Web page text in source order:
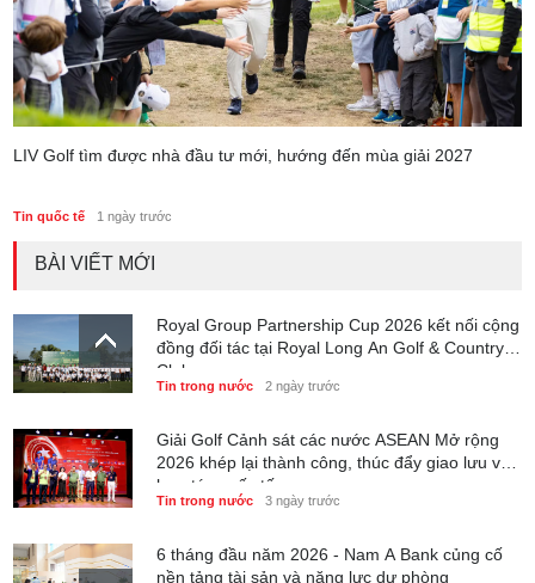
LIV Golf tìm được nhà đầu tư mới, hướng đến mùa giải 2027
Tin quốc tế 1 ngày trước
BÀI VIẾT MỚI
Royal Group Partnership Cup 2026 kết nối cộng
đồng đối tác tại Royal Long An Golf & Country
Club
Tin trong nước 2 ngày trước
Giải Golf Cảnh sát các nước ASEAN Mở rộng
2026 khép lại thành công, thúc đẩy giao lưu và
hợp tác quốc tế
Tin trong nước 3 ngày trước
6 tháng đầu năm 2026 - Nam A Bank củng cố
nền tảng tài sản và năng lực dự phòng